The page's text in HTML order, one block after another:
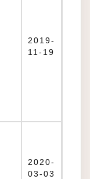
2019-
11-19
2020-
03-03